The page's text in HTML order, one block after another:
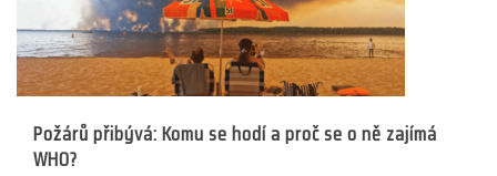
Požárů přibývá: Komu se hodí a proč se o ně zajímá
WHO?